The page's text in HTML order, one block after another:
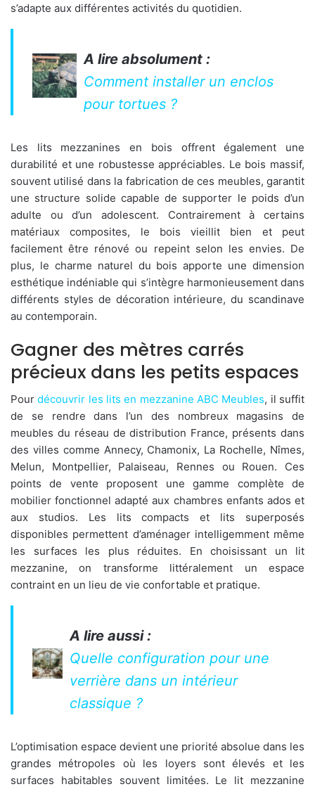
s’adapte aux différentes activités du quotidien.
A lire absolument :
Comment installer un enclos
pour tortues ?
Les lits mezzanines en bois offrent également une
durabilité et une robustesse appréciables. Le bois massif,
souvent utilisé dans la fabrication de ces meubles, garantit
une structure solide capable de supporter le poids d’un
adulte ou d’un adolescent. Contrairement à certains
matériaux composites, le bois vieillit bien et peut
facilement être rénové ou repeint selon les envies. De
plus, le charme naturel du bois apporte une dimension
esthétique indéniable qui s’intègre harmonieusement dans
différents styles de décoration intérieure, du scandinave
au contemporain.
Gagner des mètres carrés
précieux dans les petits espaces
Pourdécouvrir les lits en mezzanine ABC Meubles, il suffit
de se rendre dans l’un des nombreux magasins de
meubles du réseau de distribution France, présents dans
des villes comme Annecy, Chamonix, La Rochelle, Nîmes,
Melun, Montpellier, Palaiseau, Rennes ou Rouen. Ces
points de vente proposent une gamme complète de
mobilier fonctionnel adapté aux chambres enfants ados et
aux studios. Les lits compacts et lits superposés
disponibles permettent d’aménager intelligemment même
les surfaces les plus réduites. En choisissant un lit
mezzanine, on transforme littéralement un espace
contraint en un lieu de vie confortable et pratique.
A lire aussi :
Quelle configuration pour une
verrière dans un intérieur
classique ?
L’optimisation espace devient une priorité absolue dans les
grandes métropoles où les loyers sont élevés et les
surfaces habitables souvent limitées. Le lit mezzanine